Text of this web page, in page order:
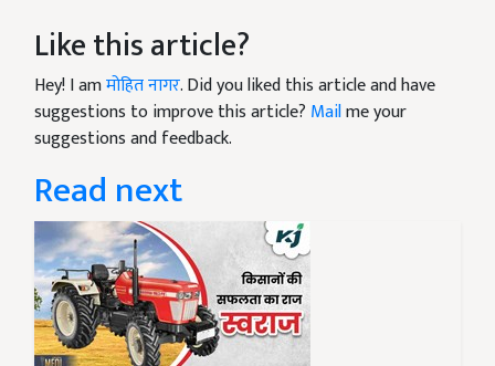
Like this article?
Hey! I amमोहित नागर. Did you liked this article and have
suggestions to improve this article? Mailme your
suggestions and feedback.
Read next